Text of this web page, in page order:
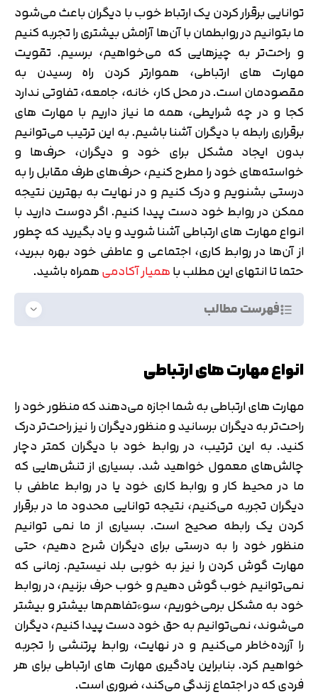
توانایی برقرار کردن یک ارتباط خوب با دیگران باعث می‌شود
ما بتوانیم در روابطمان با آن‌ها آرامش بیشتری را تجربه کنیم
و راحت‌تر به چیزهایی که می‌خواهیم، برسیم. تقویت
مهارت های ارتباطی، هموارتر کردن راه رسیدن به
مقصودمان است. در محل کار، خانه، جامعه، تفاوتی ندارد
کجا و در چه شرایطی، همه ما نیاز داریم با مهارت های
برقراری رابطه با دیگران آشنا باشیم. به این ترتیب می‌توانیم
بدون ایجاد مشکل برای خود و دیگران، حرف‌ها و
خواسته‌های خود را مطرح کنیم، حرف‌های طرف مقابل را به
درستی بشنویم و درک کنیم و در نهایت به بهترین نتیجه
ممکن در روابط خود دست پیدا کنیم. اگر دوست دارید با
انواع مهارت های ارتباطی آشنا شوید و یاد بگیرید که چطور
از آن‌ها در روابط کاری، اجتماعی و عاطفی خود بهره ببرید،
حتما تا انتهای این مطلب باهمیار آکادمیهمراه باشید.
فهرست مطالب
انواع مهارت های ارتباطی
مهارت های ارتباطی به شما اجازه می‌دهند که منظور خود را
راحت‌تر به دیگران برسانید و منظور دیگران را نیز راحت‌تر درک
کنید. به این ترتیب، در روابط خود با دیگران کمتر دچار
چالش‌های معمول خواهید شد. بسیاری از تنش‌هایی که
ما در محیط کار و روابط کاری خود یا در روابط عاطفی با
دیگران تجربه می‌کنیم، نتیجه توانایی محدود ما در برقرار
کردن یک رابطه صحیح است. بسیاری از ما نمی توانیم
منظور خود را به درستی برای دیگران شرح دهیم، حتی
مهارت گوش کردن را نیز به خوبی بلد نیستیم. زمانی که
نمی‌توانیم خوب گوش دهیم و خوب حرف بزنیم، در روابط
خود به مشکل برمی‌خوریم، سوءتفاهم‌ها بیشتر و بیشتر
می‌شوند، نمی‌توانیم به حق خود دست پیدا کنیم، دیگران
را آزرده‌خاطر می‌کنیم و در نهایت، روابط پرتنشی را تجربه
خواهیم کرد. بنابراین یادگیری مهارت های ارتباطی برای هر
فردی که در اجتماع زندگی می‌کند، ضروری است.